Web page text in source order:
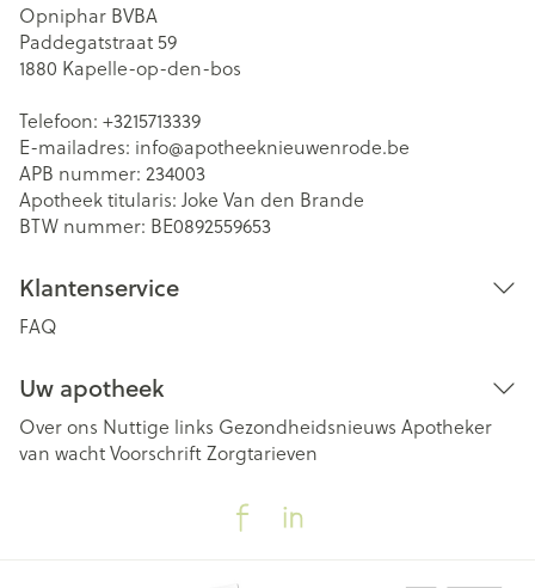
Opniphar BVBA
Paddegatstraat 59
1880 Kapelle-op-den-bos
Telefoon: +3215713339
E-mailadres: info@apotheeknieuwenrode.be
APB nummer: 234003
Apotheek titularis: Joke Van den Brande
BTW nummer: BE0892559653
Klantenservice
FAQ
Uw apotheek
Over ons Nuttige links Gezondheidsnieuws Apotheker
van wachtVoorschriftZorgtarieven